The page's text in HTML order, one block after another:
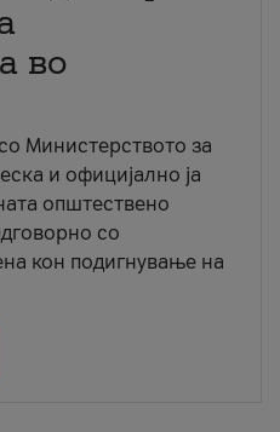
во
Министерството за
и официјално ја
општествено
со
кон подигнување на